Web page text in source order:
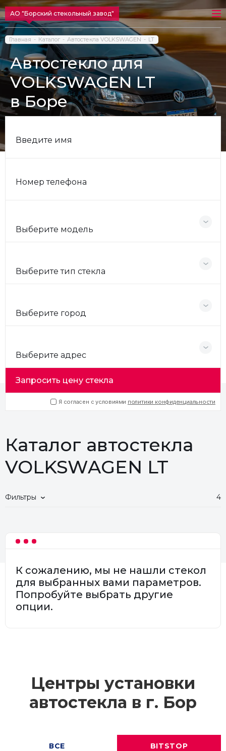
АО "Борский стекольный завод"
Главная Каталог Автостекла VOLKSWAGEN LT
Автостекло для
VOLKSWAGEN LT
в Боре
Введите имя
Номер телефона
Выберите модель
Выберите тип стекла
Выберите город
Выберите адрес
Запросить цену стекла
Я согласен с условиями политики конфиденциальности
Каталог автостекла
VOLKSWAGEN LT
Фильтры 4
К сожалению, мы не нашли стекол
для выбранных вами параметров.
Попробуйте выбрать другие
опции.
Центры установки
автостекла в г. Бор
ВСЕ BITSTOP